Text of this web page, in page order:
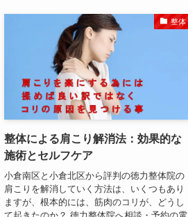
整体
整体による肩こり解消法：効果的な
施術とセルフケア
小倉南区と小倉北区から評判の徳力整体院の
肩こりを解消していく方法は、いくつもあり
ますが、根本的には、筋肉のコリが、どうし